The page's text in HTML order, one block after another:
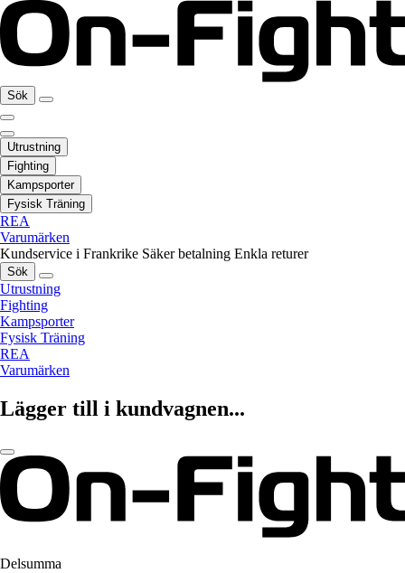
Sök
Utrustning
Fighting
Kampsporter
Fysisk Träning
REA
Varumärken
Kundservice i Frankrike Säker betalning Enkla returer
Sök
Utrustning
Fighting
Kampsporter
Fysisk Träning
REA
Varumärken
Lägger till i kundvagnen...
Delsumma